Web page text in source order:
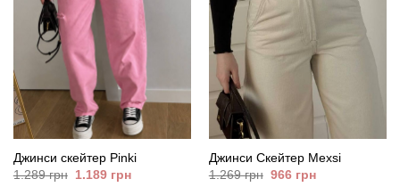
Джинси скейтер Pinki
1.289грн
Оригінальна
1.189грнПоточна
Джинси Скейтер Mexsi
1.269грн Оригінальна
966грнПоточна